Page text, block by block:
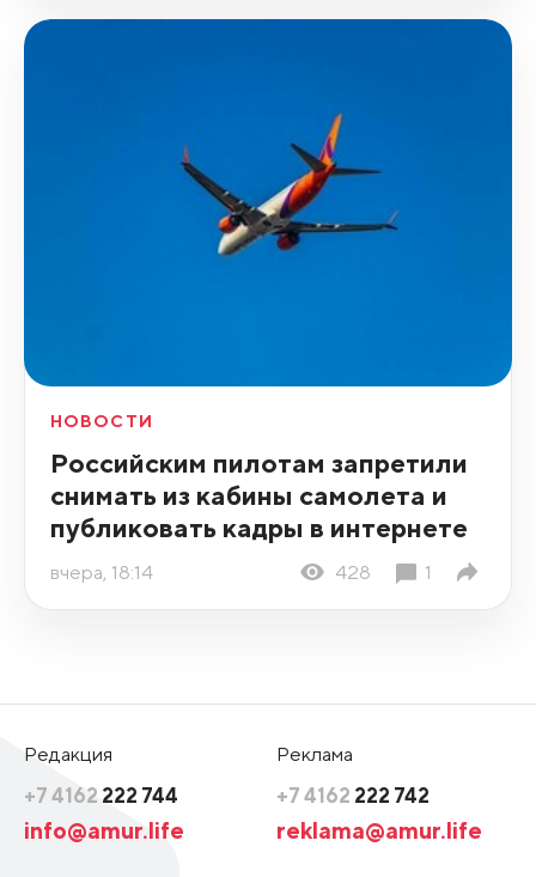
НОВОСТИ
Российским пилотам запретили
снимать из кабины самолета и
публиковать кадры в интернете
вчера, 18:14 428 1
Редакция
+7 4162 222 744
info@amur.life
Реклама
+7 4162 222 742
reklama@amur.life